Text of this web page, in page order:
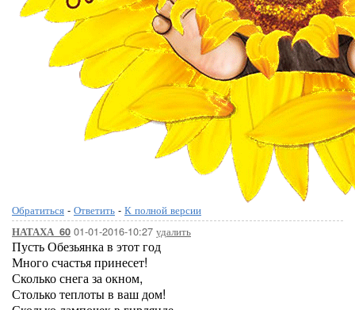
Обратиться - Ответить - К полной версии
НАТАХА_60 01-01-2016-10:27 удалить
Пусть Обезьянка в этот год
Много счастья принесет!
Сколько снега за окном,
Столько теплоты в ваш дом!